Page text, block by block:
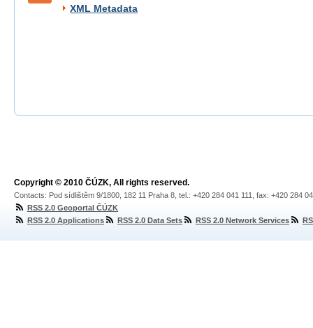
XML Metadata
Copyright © 2010 ČÚZK, All rights reserved.
Contacts: Pod sídlištěm 9/1800, 182 11 Praha 8, tel.: +420 284 041 111, fax: +420 284
RSS 2.0 Geoportal ČÚZK
RSS 2.0 Applications
RSS 2.0 Data Sets RSS 2.0 Network Services